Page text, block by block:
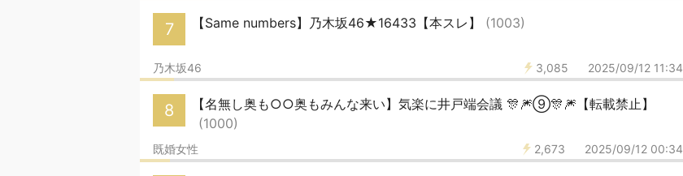
7 【Same numbers】乃木坂46★16433【本スレ】 (1003)
3,085 2025/09/12 11:34
乃木坂46
8
【名無し奥も○○奥もみんな来い】気楽に井戸端会議 🎊🎆⑨🎊🎆【転載禁止】
(1000)
2,673 2025/09/12 00:34
既婚女性